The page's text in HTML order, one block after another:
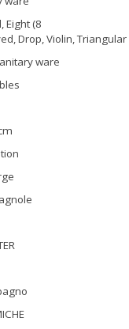
Eight (8
Drop, Violin, Triangular
ware